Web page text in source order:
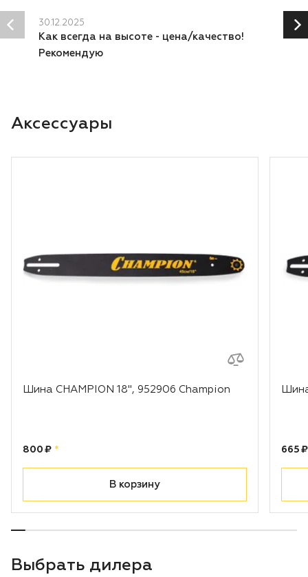
30.12.2025
Как всегда на высоте - цена/качество!
Рекомендую
Аксессуары
Шина CHAMPION 18", 952906 Champion
Цена:
800 ₽ рублей
*
В корзину
665 ₽
Выбрать дилера